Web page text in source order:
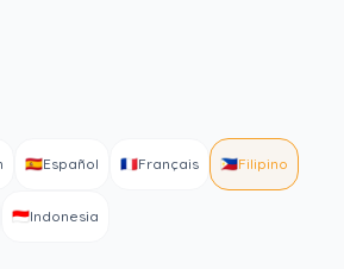
🇪🇸Español 🇫🇷Français 🇵🇭Filipino
🇮🇩Indonesia